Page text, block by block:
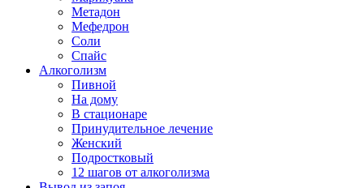
Метадон
Мефедрон
Соли
Спайс
Алкоголизм
Пивной
На дому
В стационаре
Принудительное лечение
Женский
Подростковый
12 шагов от алкоголизма